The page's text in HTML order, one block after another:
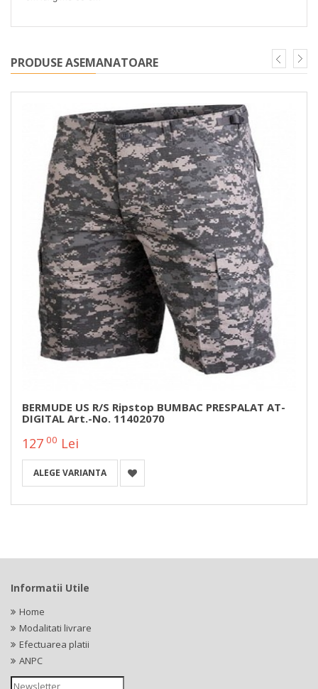
PRODUSE ASEMANATOARE
BERMUDE US R/S Ripstop BUMBAC PRESPALAT AT-
DIGITAL Art.-No. 11402070
127 00 Lei
ALEGE VARIANTA
Informatii Utile
Home
Modalitati livrare
Efectuarea platii
ANPC